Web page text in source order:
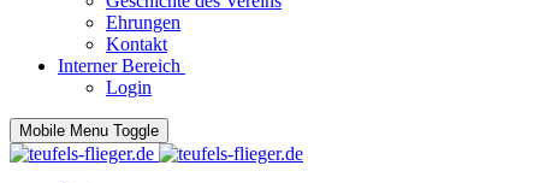
Ehrungen
Kontakt
Interner Bereich
Login
Mobile Menu Toggle